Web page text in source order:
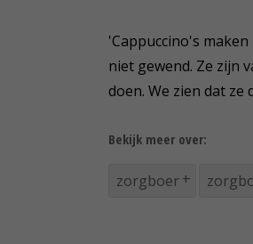
'Cappuccino's
niet gewend. Ze zijn
doen. We zien dat ze
Bekijk meer over:
zorgboer